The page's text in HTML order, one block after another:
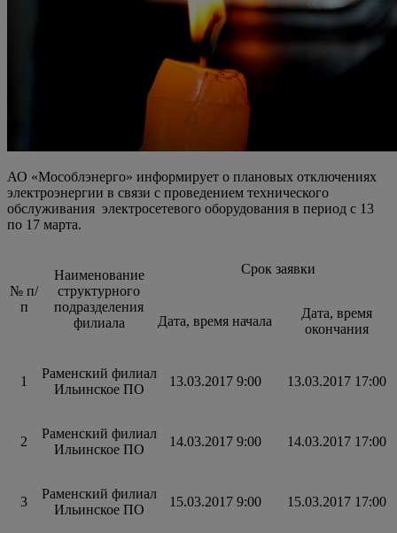
АО «Мособлэнерго» информирует о плановых отключениях
электроэнергии в связи с проведением технического
обслуживания электросетевого оборудования в период с 13
по 17 марта.
№ п/
п
Наименование
структурного
подразделения
филиала
Срок заявки
Дата, время начала
Дата, время
окончания
1
Раменский филиал
Ильинское ПО
13.03.2017 9:00 13.03.2017 17:00
2
Раменский филиал
Ильинское ПО
14.03.2017 9:00 14.03.2017 17:00
3
Раменский филиал
Ильинское ПО
15.03.2017 9:00 15.03.2017 17:00